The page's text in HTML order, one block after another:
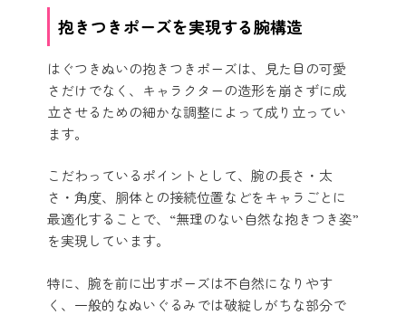
抱きつきポーズを実現する腕構造
はぐつきぬいの抱きつきポーズは、見た目の可愛
さだけでなく、キャラクターの造形を崩さずに成
立させるための細かな調整によって成り立ってい
ます。
こだわっているポイントとして、腕の長さ・太
さ・角度、胴体との接続位置などをキャラごとに
最適化することで、“無理のない自然な抱きつき姿”
を実現しています。
特に、腕を前に出すポーズは不自然になりやす
く、一般的なぬいぐるみでは破綻しがちな部分で